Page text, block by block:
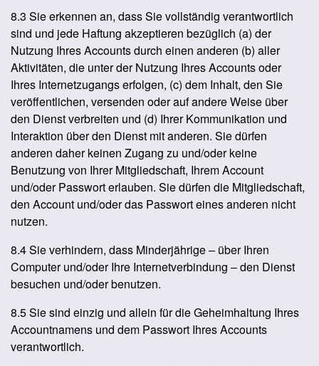
8.3 Sie erkennen an, dass Sie vollständig verantwortlich
sind und jede Haftung akzeptieren bezüglich (a) der
Nutzung Ihres Accounts durch einen anderen (b) aller
Aktivitäten, die unter der Nutzung Ihres Accounts oder
Ihres Internetzugangs erfolgen, (c) dem Inhalt, den Sie
veröffentlichen, versenden oder auf andere Weise über
den Dienst verbreiten und (d) Ihrer Kommunikation und
Interaktion über den Dienst mit anderen. Sie dürfen
anderen daher keinen Zugang zu und/oder keine
Benutzung von Ihrer Mitgliedschaft, Ihrem Account
und/oder Passwort erlauben. Sie dürfen die Mitgliedschaft,
den Account und/oder das Passwort eines anderen nicht
nutzen.
8.4 Sie verhindern, dass Minderjährige – über Ihren
Computer und/oder Ihre Internetverbindung – den Dienst
besuchen und/oder benutzen.
8.5 Sie sind einzig und allein für die Geheimhaltung Ihres
Accountnamens und dem Passwort Ihres Accounts
verantwortlich.